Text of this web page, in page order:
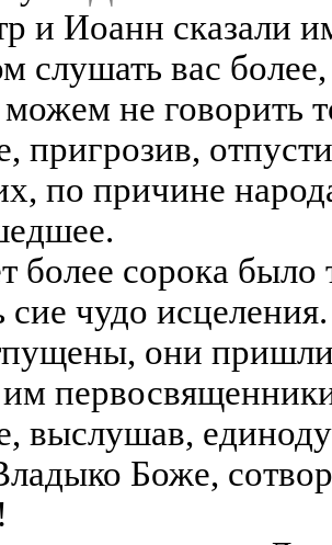
и Иоанн сказали
слушать вас
не говорить
пригрозив,
по причине
более сорока
сие чудо исцеления.
они пришли
выслушав,
Боже,